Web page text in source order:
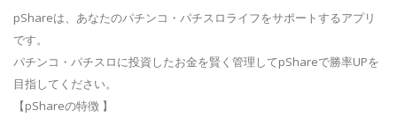
pShareは、あなたのパチンコ・パチスロライフをサポートするアプリ
です。
パチンコ・パチスロに投資したお金を賢く管理してpShareで勝率UPを
目指してください。
【pShareの特徴 】